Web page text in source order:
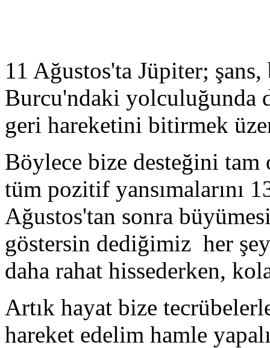
11 Ağustos'ta Jüpiter;
Burcu'ndaki yolculuğunda
geri hareketini bitirmek
Böylece bize desteğini tam
tüm pozitif yansımalarını
Ağustos'tan sonra
göstersin dediğimiz her
daha rahat hissederken,
Artık hayat bize
hareket edelim hamle